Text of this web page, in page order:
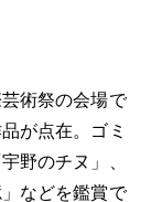
グ術祭の会場で
が点在。ゴミ
野のチヌ」、
などを鑑賞で